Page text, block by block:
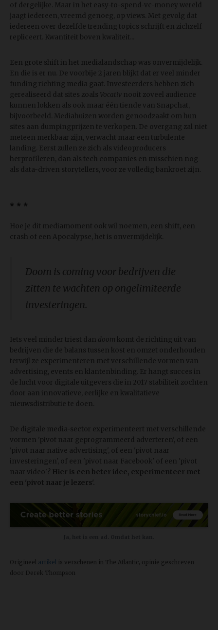
of dergelijke. Maar in het easy-to-spend-vc-money wereld
jaagt iedereen, vreemd genoeg, op views. Met gevolg dat
iedereen over dezelfde trending topics schrijft en zichzelf
repliceert. Kwantiteit boven kwaliteit...
Een grote shift in het medialandschap was onvermijdelijk.
En die is er nu. De voorbije 2 jaren blijkt dat er veel minder
funding richting media gaat. Investeerders hebben zich
gerealiseerd dat sites zoals Vocativ nooit zoveel audience
kunnen lokken als ook maar één tiende van Snapchat,
bijvoorbeeld. Mediahuizen worden genoodzaakt om hun
sites aan dumpingprijzen te verkopen. De overgang zal niet
meteen merkbaar zijn, verwacht maar een turbulente
landing. Eerst zullen ze zich als videoproducers
herprofileren, dan als tech companies en misschien nog
als data-driven storytellers, voor ze volledig bankroet zijn.
* * *
Hoe je dit mediamoment ook wil noemen, een shift, een
crash of een Apocalypse, het is onvermijdelijk.
Doom is coming voor bedrijven die
zitten te wachten op ongelimiteerde
investeringen.
Iets veel minder triest dan doom komt de richting uit van
bedrijven die de balans tussen kost en omzet onderhouden
terwijl ze experimenteren met verschillende vormen van
advertising, events en klantenbinding. Er hangt succes in
de lucht voor digitale uitgevers die in 2017 stabiliteit zochten
door aan innovatieve, eerlijke en kwalitatieve
nieuwsdistributie te doen.
De digitale media-sector experimenteert met verschillende
vormen 'pivot naar geprogrammeerd adverteren', of een
'pivot naar native advertising', of een 'pivot naar
investeringen', of een 'pivot naar Facebook' of een 'pivot
naar video'? Hier is een beter idee, experimenteer met
een 'pivot naar je lezers'.
Origineel artikel is verschenen in The Atlantic, opinie geschreven
door Derek Thompson